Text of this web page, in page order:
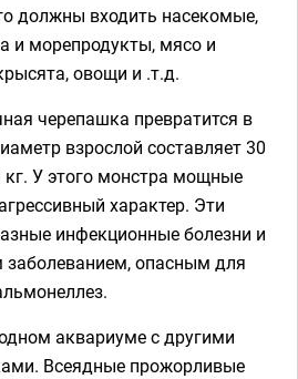
должны входить насекомые,
и морепродукты, мясо и
овощи и .т.д.
черепашка превратится в
взрослой составляет 30
У этого монстра мощные
характер. Эти
инфекционные болезни и
опасным для
аквариуме с другими
Всеядные прожорливые